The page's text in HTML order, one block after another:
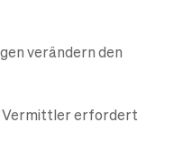
verändern den
Vermittler erfordert